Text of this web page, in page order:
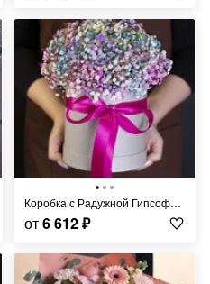
Коробка с Радужной Гипсофилой
от6 612₽